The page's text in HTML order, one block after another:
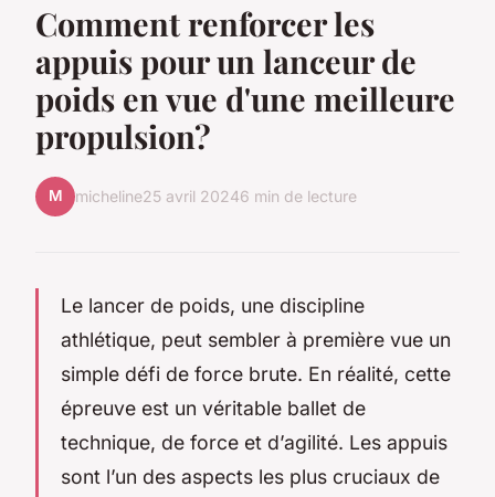
Comment renforcer les
appuis pour un lanceur de
poids en vue d'une meilleure
propulsion?
M micheline25 avril 20246 min de lecture
Le lancer de poids, une discipline
athlétique, peut sembler à première vue un
simple défi de force brute. En réalité, cette
épreuve est un véritable ballet de
technique, de force et d’agilité. Les appuis
sont l’un des aspects les plus cruciaux de